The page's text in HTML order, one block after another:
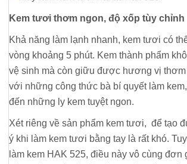
Kem tươi thơm ngon, độ xốp tùy chỉnh
Khả năng làm lạnh nhanh, kem tươi có
vòng khoảng 5 phút. Kem thành phẩm
vệ sinh mà còn giữu được hương vị
với những công thức bà bí quyết làm
đến những ly kem tuyệt ngon.
Xét riêng về sản phẩm kem tươi, để tạo
ý khi làm kem tươi bằng tay là rất khó.
làm kem HAK 525, điều này vô cùng đơn